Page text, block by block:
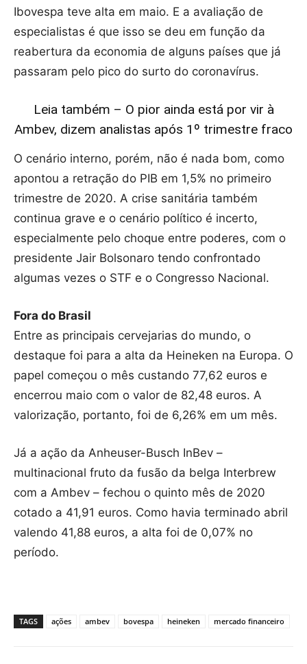
Ibovespa teve alta em maio. E a avaliação de
especialistas é que isso se deu em função da
reabertura da economia de alguns países que já
passaram pelo pico do surto do coronavírus.
Leia também – O pior ainda está por vir à
Ambev, dizem analistas após 1º trimestre fraco
O cenário interno, porém, não é nada bom, como
apontou a retração do PIB em 1,5% no primeiro
trimestre de 2020. A crise sanitária também
continua grave e o cenário político é incerto,
especialmente pelo choque entre poderes, com o
presidente Jair Bolsonaro tendo confrontado
algumas vezes o STF e o Congresso Nacional.
Fora do Brasil
Entre as principais cervejarias do mundo, o
destaque foi para a alta da Heineken na Europa. O
papel começou o mês custando 77,62 euros e
encerrou maio com o valor de 82,48 euros. A
valorização, portanto, foi de 6,26% em um mês.
Já a ação da Anheuser-Busch InBev –
multinacional fruto da fusão da belga Interbrew
com a Ambev – fechou o quinto mês de 2020
cotado a 41,91 euros. Como havia terminado abril
valendo 41,88 euros, a alta foi de 0,07% no
período.
TAGS ações ambev bovespa heineken mercado financeiro